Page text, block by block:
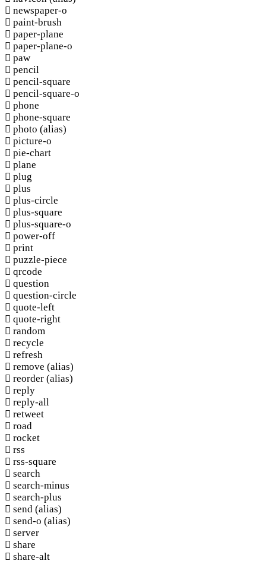
newspaper-o
paint-brush
paper-plane
paper-plane-o
paw
pencil
pencil-square
pencil-square-o
phone
phone-square
photo (alias)
picture-o
pie-chart
plane
plug
plus
plus-circle
plus-square
plus-square-o
power-off
print
puzzle-piece
qrcode
question
question-circle
quote-left
quote-right
random
recycle
refresh
remove (alias)
reorder (alias)
reply
reply-all
retweet
road
rocket
rss
rss-square
search
search-minus
search-plus
send (alias)
send-o (alias)
server
share
share-alt